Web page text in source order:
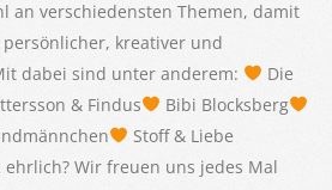
an verschiedensten Themen, damit
kreativer und
dabei sind unter anderem:
Die
& Findus
Bibi Blocksberg
Stoff & Liebe
ehrlich? Wir freuen uns jedes Mal